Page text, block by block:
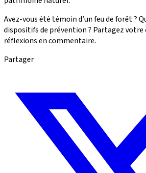
Avez-vous été témoin d’un feu de forêt ?
dispositifs de prévention ? Partagez votre
réflexions en commentaire.
Partager